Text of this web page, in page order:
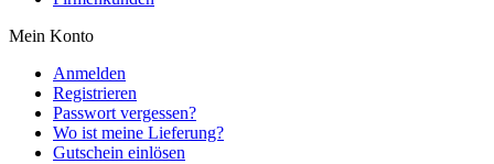
Mein Konto
Anmelden
Registrieren
Passwort vergessen?
Wo ist meine Lieferung?
Gutschein einlösen